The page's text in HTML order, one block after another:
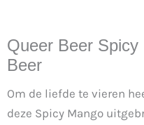
Queer Beer
Beer
Om de liefde te vieren
deze Spicy Mango